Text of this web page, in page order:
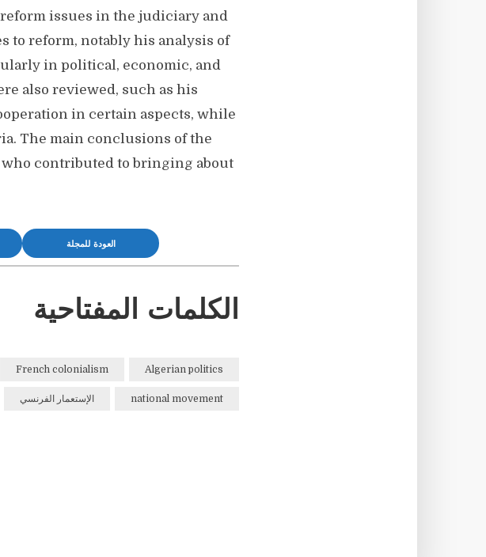
issues in the judiciary and
to reform, notably his analysis of
in political, economic, and
also reviewed, such as his
in certain aspects, while
The main conclusions of the
contributed to bringing about
العودة للمجلة
الكلمات المفتاحية
Algerian politics
French colonialism
national movement الإستعمار الفرنسي